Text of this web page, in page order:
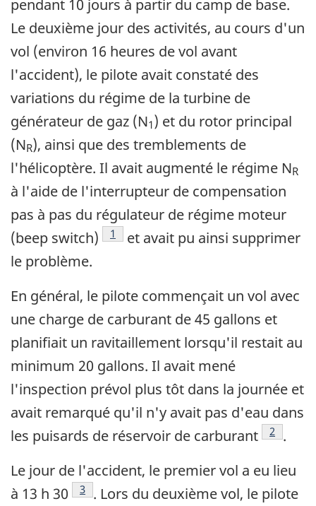
pendant 10 jours à partir du camp de base.
Le deuxième jour des activités, au cours d'un
vol (environ 16 heures de vol avant
l'accident), le pilote avait constaté des
variations du régime de la turbine de
générateur de gaz (N1) et du rotor principal
(NR), ainsi que des tremblements de
l'hélicoptère. Il avait augmenté le régime NR
à l'aide de l'interrupteur de compensation
pas à pas du régulateur de régime moteur
(beep switch)
Note de bas de page
1
et avait pu ainsi supprimer
le problème.
En général, le pilote commençait un vol avec
une charge de carburant de 45 gallons et
planifiait un ravitaillement lorsqu'il restait au
minimum 20 gallons. Il avait mené
l'inspection prévol plus tôt dans la journée et
avait remarqué qu'il n'y avait pas d'eau dans
les puisards de réservoir de carburant
Note de
2 .
Le jour de l'accident, le premier vol a eu lieu
à 13 h 30
Note de bas de page
3 . Lors du deuxième vol, le pilote